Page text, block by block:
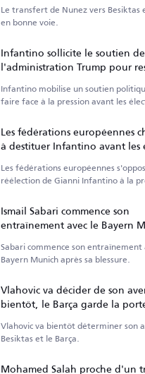
Le transfert de Nunez vers Besiktas
en bonne voie.
Infantino sollicite le soutien de
l'administration Trump pour
poste
Infantino mobilise un soutien
faire face à la pression avant les
Les fédérations européennes
à destituer Infantino avant les
de la FIFA
Les fédérations européennes
réélection de Gianni Infantino à la
Ismail Sabari commence son
entraînement avec le Bayern
Sabari commence son entraînement
Bayern Munich après sa blessure.
Vlahovic va décider de son
bientôt, le Barça garde la
Vlahovic va bientôt déterminer son
Besiktas et le Barça.
Mohamed Salah proche d'un